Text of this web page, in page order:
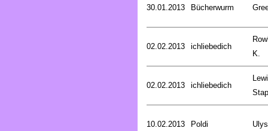
30.01.2013 Bücherwurm
02.02.2013 ichliebedich
K.
02.02.2013 ichliebedich
10.02.2013 Poldi